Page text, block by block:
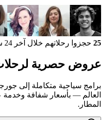
25 حجزوا رحلاتهم خلال آخر 24 ساعة
عروض حصرية
برامج سياحية متكاملة إلى
العالم — بأسعار شفافة وخدمة
المطار.